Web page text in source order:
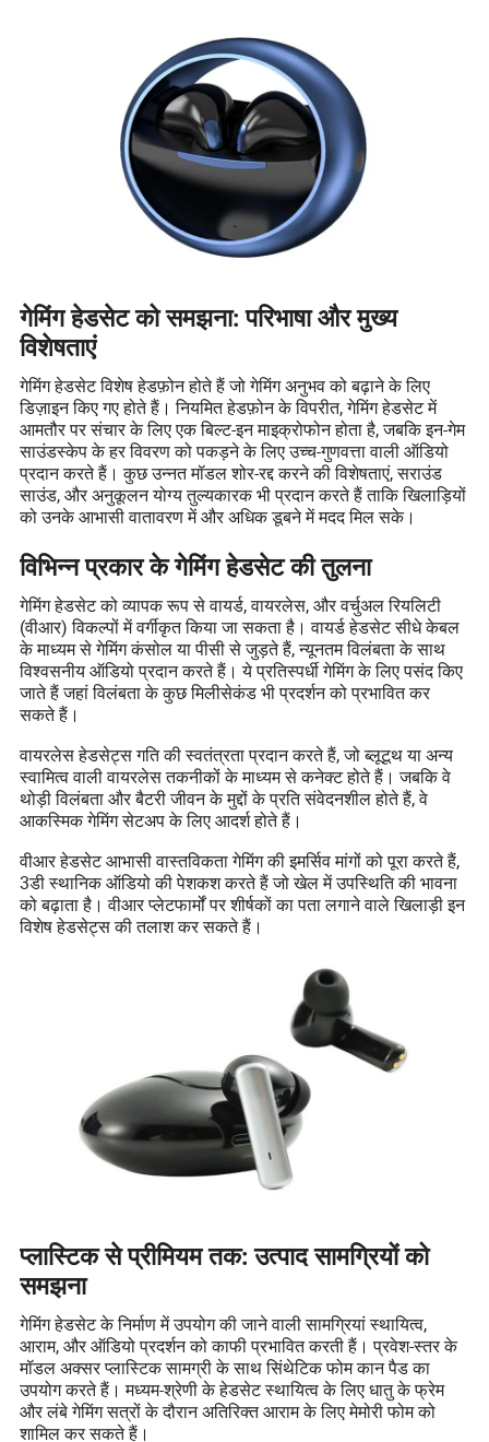
गेमिंग हेडसेट को समझना: परिभाषा और मुख्य
विशेषताएं
गेमिंग हेडसेट विशेष हेडफ़ोन होते हैं जो गेमिंग अनुभव को बढ़ाने के लिए
डिज़ाइन किए गए होते हैं। नियमित हेडफ़ोन के विपरीत, गेमिंग हेडसेट में
आमतौर पर संचार के लिए एक बिल्ट-इन माइक्रोफोन होता है, जबकि इन-गेम
साउंडस्केप के हर विवरण को पकड़ने के लिए उच्च-गुणवत्ता वाली ऑडियो
प्रदान करते हैं। कुछ उन्नत मॉडल शोर-रद्द करने की विशेषताएं, सराउंड
साउंड, और अनुकूलन योग्य तुल्यकारक भी प्रदान करते हैं ताकि खिलाड़ियों
को उनके आभासी वातावरण में और अधिक डूबने में मदद मिल सके।
विभिन्न प्रकार के गेमिंग हेडसेट की तुलना
गेमिंग हेडसेट को व्यापक रूप से वायर्ड, वायरलेस, और वर्चुअल रियलिटी
(वीआर) विकल्पों में वर्गीकृत किया जा सकता है। वायर्ड हेडसेट सीधे केबल
के माध्यम से गेमिंग कंसोल या पीसी से जुड़ते हैं, न्यूनतम विलंबता के साथ
विश्वसनीय ऑडियो प्रदान करते हैं। ये प्रतिस्पर्धी गेमिंग के लिए पसंद किए
जाते हैं जहां विलंबता के कुछ मिलीसेकंड भी प्रदर्शन को प्रभावित कर
सकते हैं।
वायरलेस हेडसेट्स गति की स्वतंत्रता प्रदान करते हैं, जो ब्लूटूथ या अन्य
स्वामित्व वाली वायरलेस तकनीकों के माध्यम से कनेक्ट होते हैं। जबकि वे
थोड़ी विलंबता और बैटरी जीवन के मुद्दों के प्रति संवेदनशील होते हैं, वे
आकस्मिक गेमिंग सेटअप के लिए आदर्श होते हैं।
वीआर हेडसेट आभासी वास्तविकता गेमिंग की इमर्सिव मांगों को पूरा करते हैं,
3डी स्थानिक ऑडियो की पेशकश करते हैं जो खेल में उपस्थिति की भावना
को बढ़ाता है। वीआर प्लेटफार्मों पर शीर्षकों का पता लगाने वाले खिलाड़ी इन
विशेष हेडसेट्स की तलाश कर सकते हैं।
प्लास्टिक से प्रीमियम तक: उत्पाद सामग्रियों को
समझना
गेमिंग हेडसेट के निर्माण में उपयोग की जाने वाली सामग्रियां स्थायित्व,
आराम, और ऑडियो प्रदर्शन को काफी प्रभावित करती हैं। प्रवेश-स्तर के
मॉडल अक्सर प्लास्टिक सामग्री के साथ सिंथेटिक फोम कान पैड का
उपयोग करते हैं। मध्यम-श्रेणी के हेडसेट स्थायित्व के लिए धातु के फ्रेम
और लंबे गेमिंग सत्रों के दौरान अतिरिक्त आराम के लिए मेमोरी फोम को
शामिल कर सकते हैं।